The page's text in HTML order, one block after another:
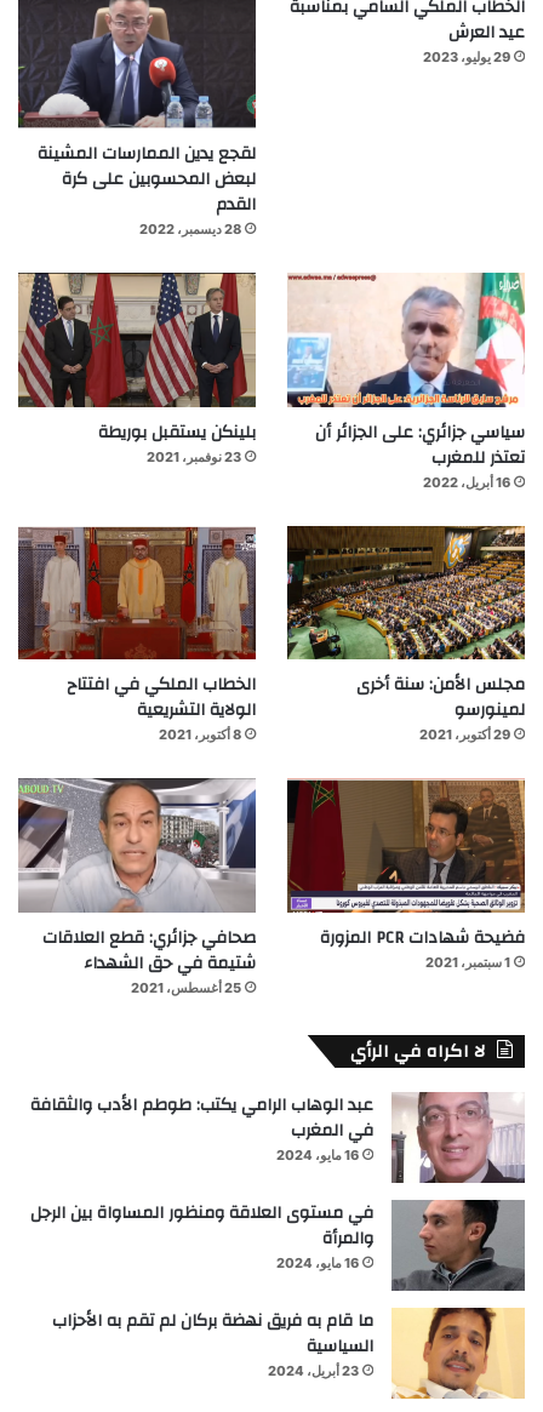
الخطاب الملكي السامي بمناسبة
عيد العرش
29 يوليو، 2023
لقجع يدين الممارسات المشينة
لبعض المحسوبين على كرة
القدم
28 ديسمبر، 2022
سياسي جزائري: على الجزائر أن
تعتذر للمغرب
16 أبريل، 2022
بلينكن يستقبل بوريطة
23 نوفمبر، 2021
مجلس الأمن: سنة أخرى
لمينورسو
29 أكتوبر، 2021
الخطاب الملكي في افتتاح
الولاية التشريعية
8 أكتوبر، 2021
فضيحة شهادات PCR المزورة
1 سبتمبر، 2021
صحافي جزائري: قطع العلاقات
شتيمة في حق الشهداء
25 أغسطس، 2021
لا اكراه في الرأي
عبد الوهاب الرامي يكتب: طوطم الأدب والثقافة
في المغرب
16 مايو، 2024
في مستوى العلاقة ومنظور المساواة بين الرجل
والمرأة
16 مايو، 2024
ما قام به فريق نهضة بركان لم تقم به الأحزاب
السياسية
23 أبريل، 2024